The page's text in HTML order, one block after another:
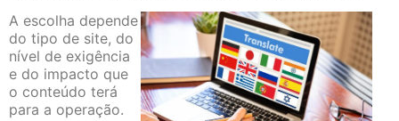
A escolha depende
do tipo de site, do
nível de exigência
e do impacto que
o conteúdo terá
para a operação.